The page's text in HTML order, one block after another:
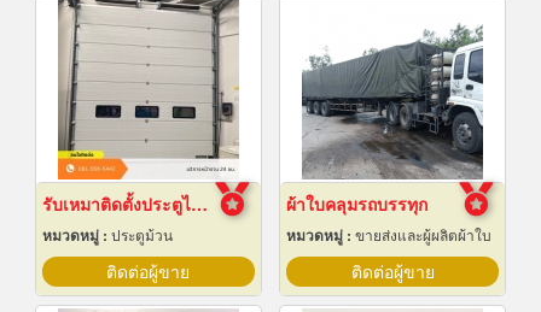
รับเหมาติดตั้งประตูไฮสปีดดอร์
หมวดหมู่ : ประตูม้วน
ติดต่อผู้ขาย
ผ้าใบคลุมรถบรรทุก
หมวดหมู่ : ขายส่งและผู้ผลิตผ้าใบ
ติดต่อผู้ขาย